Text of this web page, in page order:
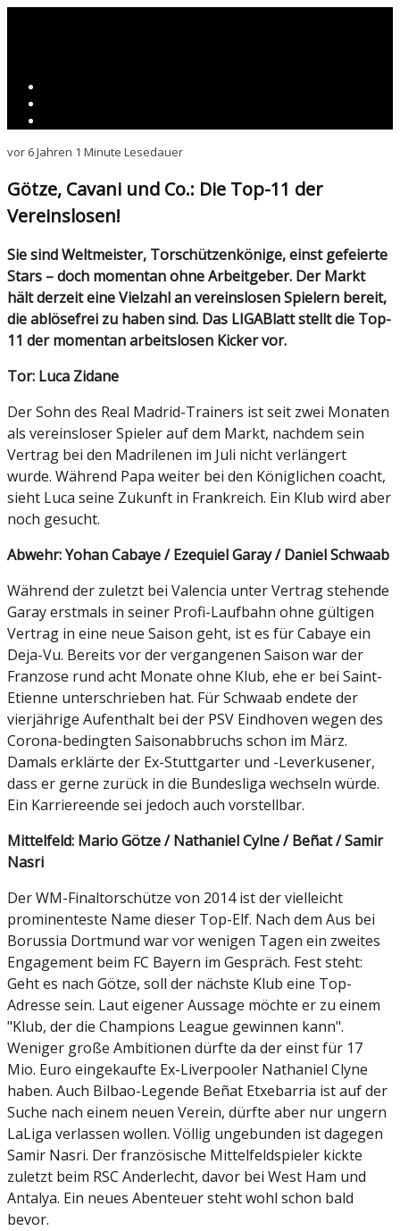
vor 6 Jahren 1 Minute Lesedauer
Götze, Cavani und Co.: Die Top-11 der
Vereinslosen!
Sie sind Weltmeister, Torschützenkönige, einst gefeierte
Stars – doch momentan ohne Arbeitgeber. Der Markt
hält derzeit eine Vielzahl an vereinslosen Spielern bereit,
die ablösefrei zu haben sind. Das LIGABlatt stellt die Top-
11 der momentan arbeitslosen Kicker vor.
Tor: Luca Zidane
Der Sohn des Real Madrid-Trainers ist seit zwei Monaten
als vereinsloser Spieler auf dem Markt, nachdem sein
Vertrag bei den Madrilenen im Juli nicht verlängert
wurde. Während Papa weiter bei den Königlichen coacht,
sieht Luca seine Zukunft in Frankreich. Ein Klub wird aber
noch gesucht.
Abwehr: Yohan Cabaye / Ezequiel Garay / Daniel Schwaab
Während der zuletzt bei Valencia unter Vertrag stehende
Garay erstmals in seiner Profi-Laufbahn ohne gültigen
Vertrag in eine neue Saison geht, ist es für Cabaye ein
Deja-Vu. Bereits vor der vergangenen Saison war der
Franzose rund acht Monate ohne Klub, ehe er bei Saint-
Etienne unterschrieben hat. Für Schwaab endete der
vierjährige Aufenthalt bei der PSV Eindhoven wegen des
Corona-bedingten Saisonabbruchs schon im März.
Damals erklärte der Ex-Stuttgarter und -Leverkusener,
dass er gerne zurück in die Bundesliga wechseln würde.
Ein Karriereende sei jedoch auch vorstellbar.
Mittelfeld: Mario Götze / Nathaniel Cylne / Beñat / Samir
Nasri
Der WM-Finaltorschütze von 2014 ist der vielleicht
prominenteste Name dieser Top-Elf. Nach dem Aus bei
Borussia Dortmund war vor wenigen Tagen ein zweites
Engagement beim FC Bayern im Gespräch. Fest steht:
Geht es nach Götze, soll der nächste Klub eine Top-
Adresse sein. Laut eigener Aussage möchte er zu einem
"Klub, der die Champions League gewinnen kann".
Weniger große Ambitionen dürfte da der einst für 17
Mio. Euro eingekaufte Ex-Liverpooler Nathaniel Clyne
haben. Auch Bilbao-Legende Beñat Etxebarria ist auf der
Suche nach einem neuen Verein, dürfte aber nur ungern
LaLiga verlassen wollen. Völlig ungebunden ist dagegen
Samir Nasri. Der französische Mittelfeldspieler kickte
zuletzt beim RSC Anderlecht, davor bei West Ham und
Antalya. Ein neues Abenteuer steht wohl schon bald
bevor.